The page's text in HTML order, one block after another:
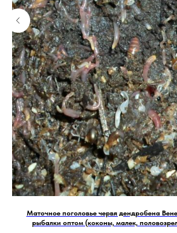
Маточное поголовье червя дендробена
рыбалки оптом (коконы, малек,